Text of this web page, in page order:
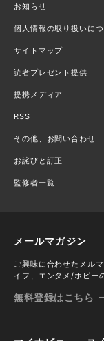
お知らせ
個人情報の取り扱いに
サイトマップ
読者プレゼント提供
提携メディア
RSS
その他、お問い合わせ
お詫びと訂正
監修者一覧
メールマガジン
ご興味に合わせたメル
イフ、エンタメ/ホビー
無料登録はこちら